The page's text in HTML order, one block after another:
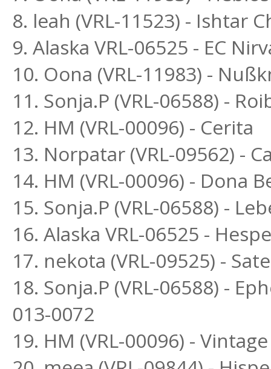
8. leah (VRL-11523) - Ishtar
9. Alaska VRL-06525 - EC
10. Oona (VRL-11983) -
11. Sonja.P (VRL-06588) -
12. HM (VRL-00096) - Cerita
13. Norpatar (VRL-09562) -
14. HM (VRL-00096) - Dona
15. Sonja.P (VRL-06588) -
16. Alaska VRL-06525 -
17. nekota (VRL-09525) -
18. Sonja.P (VRL-06588) -
013-0072
19. HM (VRL-00096) -